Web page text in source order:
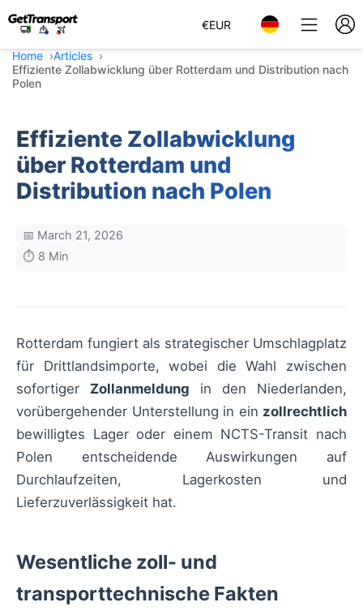
€EUR
Home
Articles
Effiziente Zollabwicklung über Rotterdam und Distribution nach
Polen
Effiziente Zollabwicklung
über Rotterdam und
Distribution nach Polen
📅 March 21, 2026
⏱️ 8 Min
Rotterdam fungiert als strategischer Umschlagplatz
für Drittlandsimporte, wobei die Wahl zwischen
sofortiger Zollanmeldung in den Niederlanden,
vorübergehender Unterstellung in ein zollrechtlich
bewilligtes Lager oder einem NCTS-Transit nach
Polen entscheidende Auswirkungen auf
Durchlaufzeiten, Lagerkosten und
Lieferzuverlässigkeit hat.
Wesentliche zoll- und
transporttechnische Fakten